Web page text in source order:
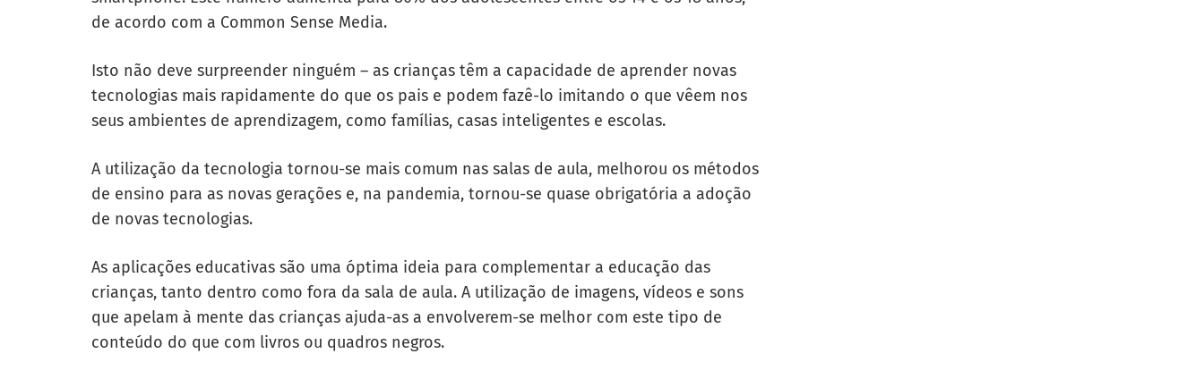
de acordo com a Common Sense Media.
Isto não deve surpreender ninguém – as crianças têm a capacidade de aprender novas
tecnologias mais rapidamente do que os pais e podem fazê-lo imitando o que vêem nos
seus ambientes de aprendizagem, como famílias, casas inteligentes e escolas.
A utilização da tecnologia tornou-se mais comum nas salas de aula, melhorou os métodos
de ensino para as novas gerações e, na pandemia, tornou-se quase obrigatória a adoção
de novas tecnologias.
As aplicações educativas são uma óptima ideia para complementar a educação das
crianças, tanto dentro como fora da sala de aula. A utilização de imagens, vídeos e sons
que apelam à mente das crianças ajuda-as a envolverem-se melhor com este tipo de
conteúdo do que com livros ou quadros negros.